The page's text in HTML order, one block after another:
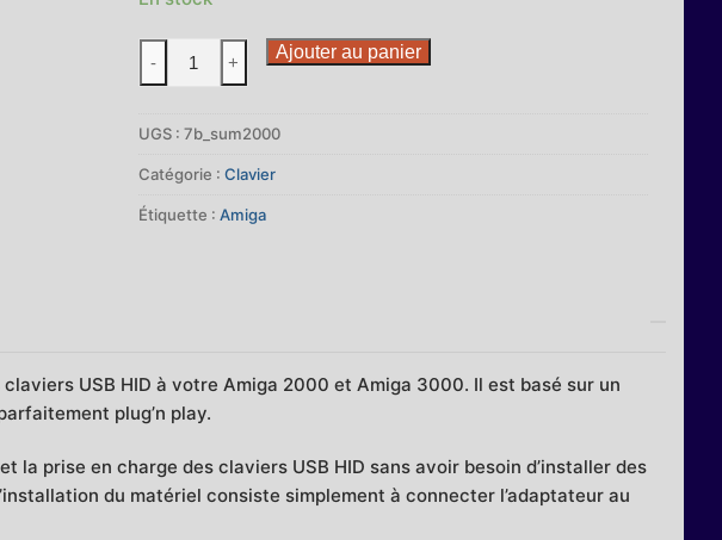
quantité
de
2000
-
clavier
- +
Ajouter au panier
UGS : 7b_sum2000
Catégorie : Clavier
Étiquette : Amiga
USB HID à votre Amiga 2000 et Amiga 3000. Il est basé sur un
plug’n play.
la prise en charge des claviers USB HID sans avoir besoin d’installer des
du matériel consiste simplement à connecter l’adaptateur au